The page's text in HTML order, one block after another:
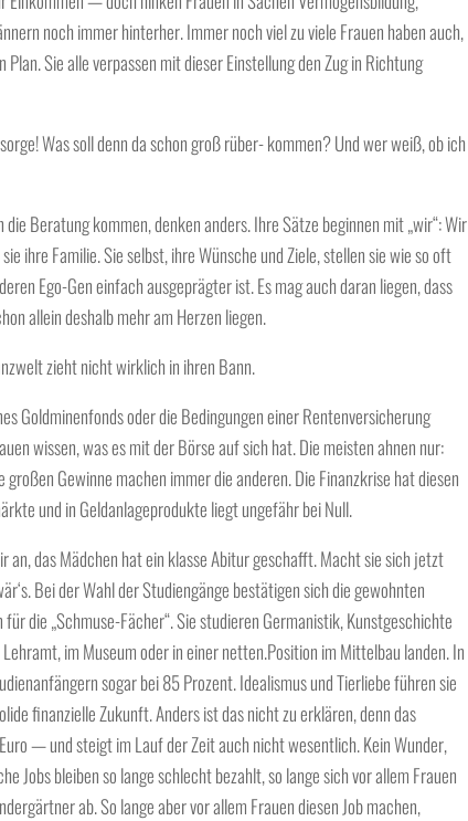
noch immer hinterher. Immer noch viel zu viele Frauen haben auch,
Sie alle verpassen mit dieser Einstellung den Zug in Richtung
Was soll denn da schon groß rüber- kommen? Und wer weiß, ob ich
Beratung kommen, denken anders. Ihre Sätze beginnen mit „wir“: Wir
ihre Familie. Sie selbst, ihre Wünsche und Ziele, stellen sie wie so oft
Ego-Gen einfach ausgeprägter ist. Es mag auch daran liegen, dass
allein deshalb mehr am Herzen liegen.
zieht nicht wirklich in ihren Bann.
Goldminenfonds oder die Bedingungen einer Rentenversicherung
wissen, was es mit der Börse auf sich hat. Die meisten ahnen nur:
Gewinne machen immer die anderen. Die Finanzkrise hat diesen
und in Geldanlageprodukte liegt ungefähr bei Null.
an, das Mädchen hat ein klasse Abitur geschafft. Macht sie sich jetzt
Bei der Wahl der Studiengänge bestätigen sich die gewohnten
die „Schmuse-Fächer“. Sie studieren Germanistik, Kunstgeschichte
im Museum oder in einer netten.Position im Mittelbau landen. In
sogar bei 85 Prozent. Idealismus und Tierliebe führen sie
finanzielle Zukunft. Anders ist das nicht zu erklären, denn das
— und steigt im Lauf der Zeit auch nicht wesentlich. Kein Wunder,
Jobs bleiben so lange schlecht bezahlt, so lange sich vor allem Frauen
ab. So lange aber vor allem Frauen diesen Job machen,